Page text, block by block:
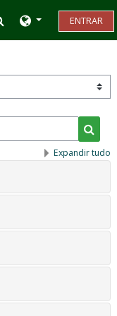
Alternar entrada
ENTRAR
Expandir tudo